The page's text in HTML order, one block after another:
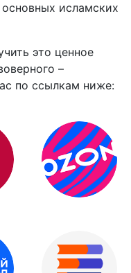
исламских
это ценное
–
по ссылкам ниже: